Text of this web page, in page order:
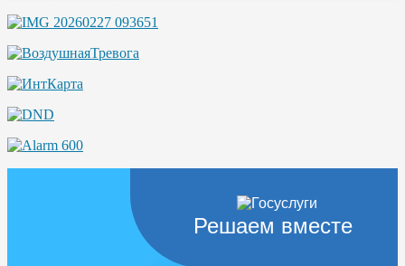
Решаем вместе